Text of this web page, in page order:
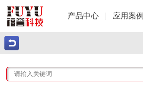
产品中心 应用案例